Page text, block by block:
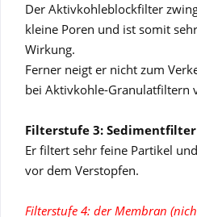
Der Aktivkohleblockfilter
kleine Poren und ist somit
Wirkung.
Ferner neigt er nicht zum
bei Aktivkohle-Granulatfiltern
Filterstufe 3:
Er filtert sehr feine Partikel
vor dem Verstopfen.
Filterstufe 4: der Membran